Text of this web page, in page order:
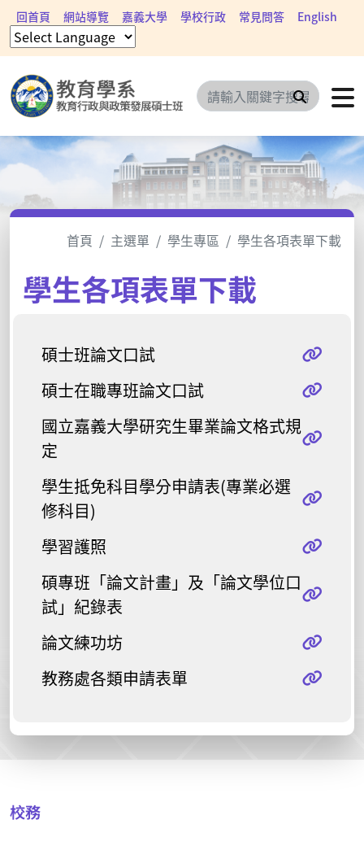
回首頁 網站導覽 嘉義大學 學校行政 常見問答 English
搜尋
首頁 主選單 學生專區 學生各項表單下載
學生各項表單下載
碩士班論文口試
碩士在職專班論文口試
國立嘉義大學研究生畢業論文格式規
定
學生抵免科目學分申請表(專業必選
修科目)
學習護照
碩專班「論文計畫」及「論文學位口
試」紀錄表
論文練功坊
教務處各類申請表單
校務